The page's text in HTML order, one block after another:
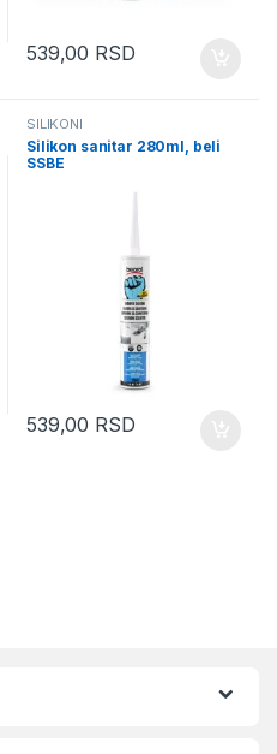
539,00 RSD
SILIKONI
Silikon sanitar 280ml, beli
SSBE
539,00 RSD